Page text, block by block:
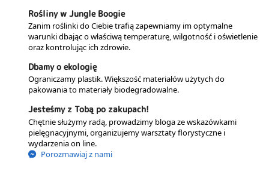
Rośliny w Jungle Boogie
Zanim roślinki do Ciebie trafią zapewniamy im optymalne
warunki dbając o właściwą temperaturę, wilgotność i oświetlenie
oraz kontrolując ich zdrowie.
Dbamy o ekologię
Ograniczamy plastik. Większość materiałów użytych do
pakowania to materiały biodegradowalne.
Jesteśmy z Tobą po zakupach!
Chętnie służymy radą, prowadzimy bloga ze wskazówkami
pielęgnacyjnymi, organizujemy warsztaty florystyczne i
wydarzenia on line.
Porozmawiaj z nami